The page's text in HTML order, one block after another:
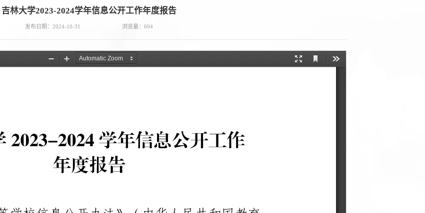
吉林大学2023-2024学年信息公开工作年度报告
发布日期：2024-10-31 浏览量： 604